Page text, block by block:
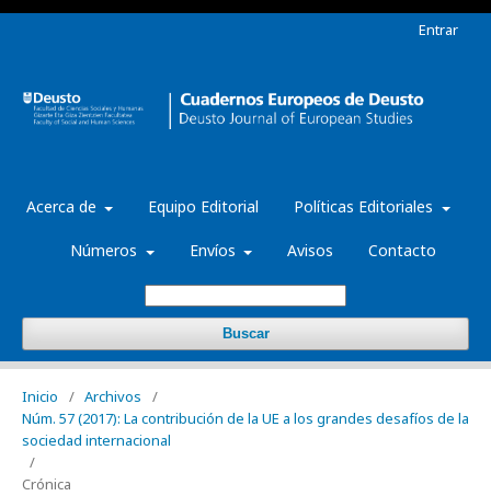
Acerca de Equipo Editorial Políticas Editoriales
Números Envíos Avisos Contacto
Buscar
Entrar
Inicio / Archivos
/
Núm. 57 (2017): La contribución de la UE a los grandes desafíos de la
sociedad internacional
/
Crónica